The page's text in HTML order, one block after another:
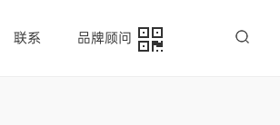
联系 品牌顾问